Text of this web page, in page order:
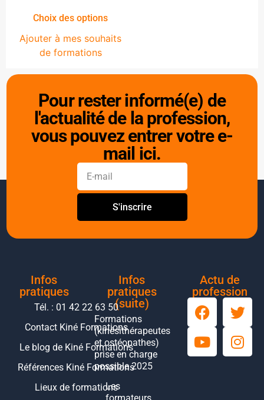
Choix des options
Ajouter à mes souhaits
de formations
Pour rester informé(e) de
l'actualité de la profession,
vous pouvez entrer votre e-
mail ici.
S'inscrire
Infos
pratiques
Tél. : 01 42 22 63 50
Contact Kiné Formations
Le blog de Kiné Formations
Références Kiné Formations
Lieux de formations
Infos
pratiques
(suite)
Formations
(kinésithérapeutes
et ostéopathes)
prise en charge
possible 2025
Les
Actu de
profession